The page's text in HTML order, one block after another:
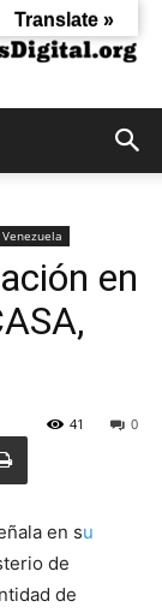
en
0
41
en su
de
de
Translate »